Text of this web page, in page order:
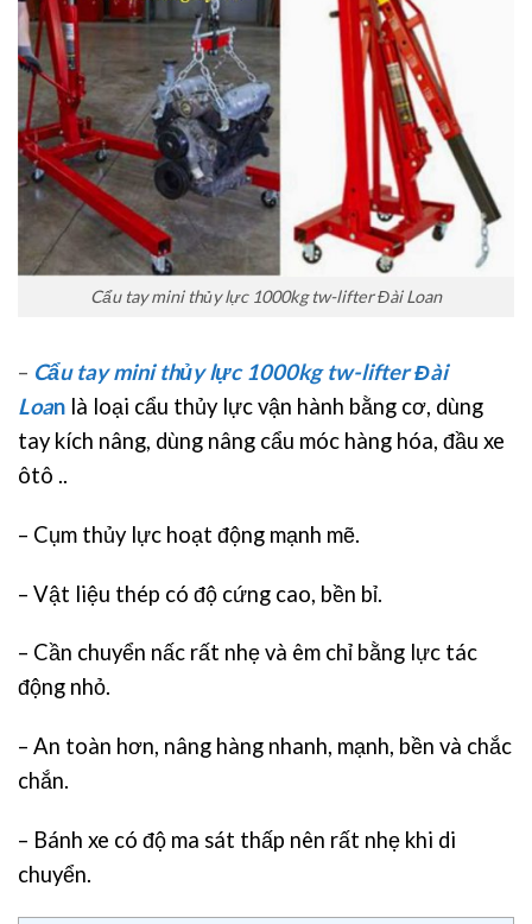
Cẩu tay mini thủy lực 1000kg tw-lifter Đài Loan
– Cẩu tay mini thủy lực 1000kg tw-lifter Đài
Loan là loại cẩu thủy lực vận hành bằng cơ, dùng
tay kích nâng, dùng nâng cẩu móc hàng hóa, đầu xe
ôtô ..
– Cụm thủy lực hoạt động mạnh mẽ.
– Vật liệu thép có độ cứng cao, bền bỉ.
– Cần chuyển nấc rất nhẹ và êm chỉ bằng lực tác
động nhỏ.
– An toàn hơn, nâng hàng nhanh, mạnh, bền và chắc
chắn.
– Bánh xe có độ ma sát thấp nên rất nhẹ khi di
chuyển.